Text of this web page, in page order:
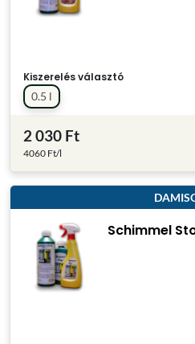
Kiszerelés választó
0.5 l
2 030 Ft
4060 Ft/l
Schimmel